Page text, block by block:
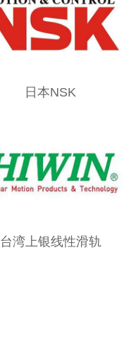
日本NSK
台湾上银线性滑轨